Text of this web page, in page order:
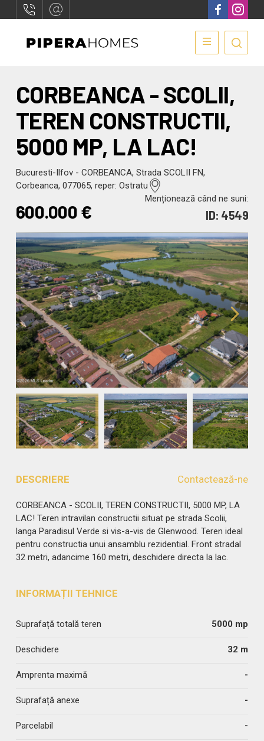
CORBEANCA - SCOLII,
TEREN CONSTRUCTII,
5000 MP, LA LAC!
Bucuresti-Ilfov - CORBEANCA, Strada SCOLII FN,
Corbeanca, 077065, reper: Ostratu
Menționează când ne suni:
600.000€ ID: 4549
DESCRIERE Contactează-ne
CORBEANCA - SCOLII, TEREN CONSTRUCTII, 5000 MP, LA
LAC! Teren intravilan constructii situat pe strada Scolii,
langa Paradisul Verde si vis-a-vis de Glenwood. Teren ideal
pentru constructia unui ansamblu rezidential. Front stradal
32 metri, adancime 160 metri, deschidere directa la lac.
INFORMAȚII TEHNICE
Suprafață totală teren 5000 mp
Deschidere 32 m
Amprenta maximă -
Suprafață anexe -
Parcelabil -